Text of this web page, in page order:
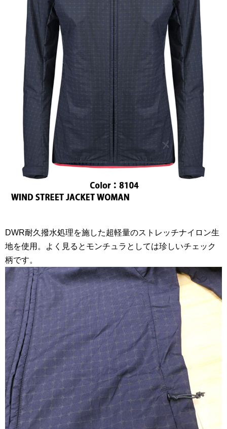
DWR耐久撥水処理を施した超軽量のストレッチナイロン生
地を使用。よく見るとモンチュラとしては珍しいチェック
柄です。